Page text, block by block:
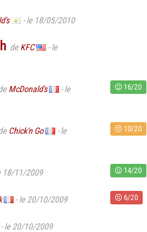
- le 18/05/2010
de KFC
- le
McDonald's
- le
16/20
Chick'n Go
- le
10/20
18/11/2009 14/20
- le 20/10/2009 6/20
- le 20/10/2009